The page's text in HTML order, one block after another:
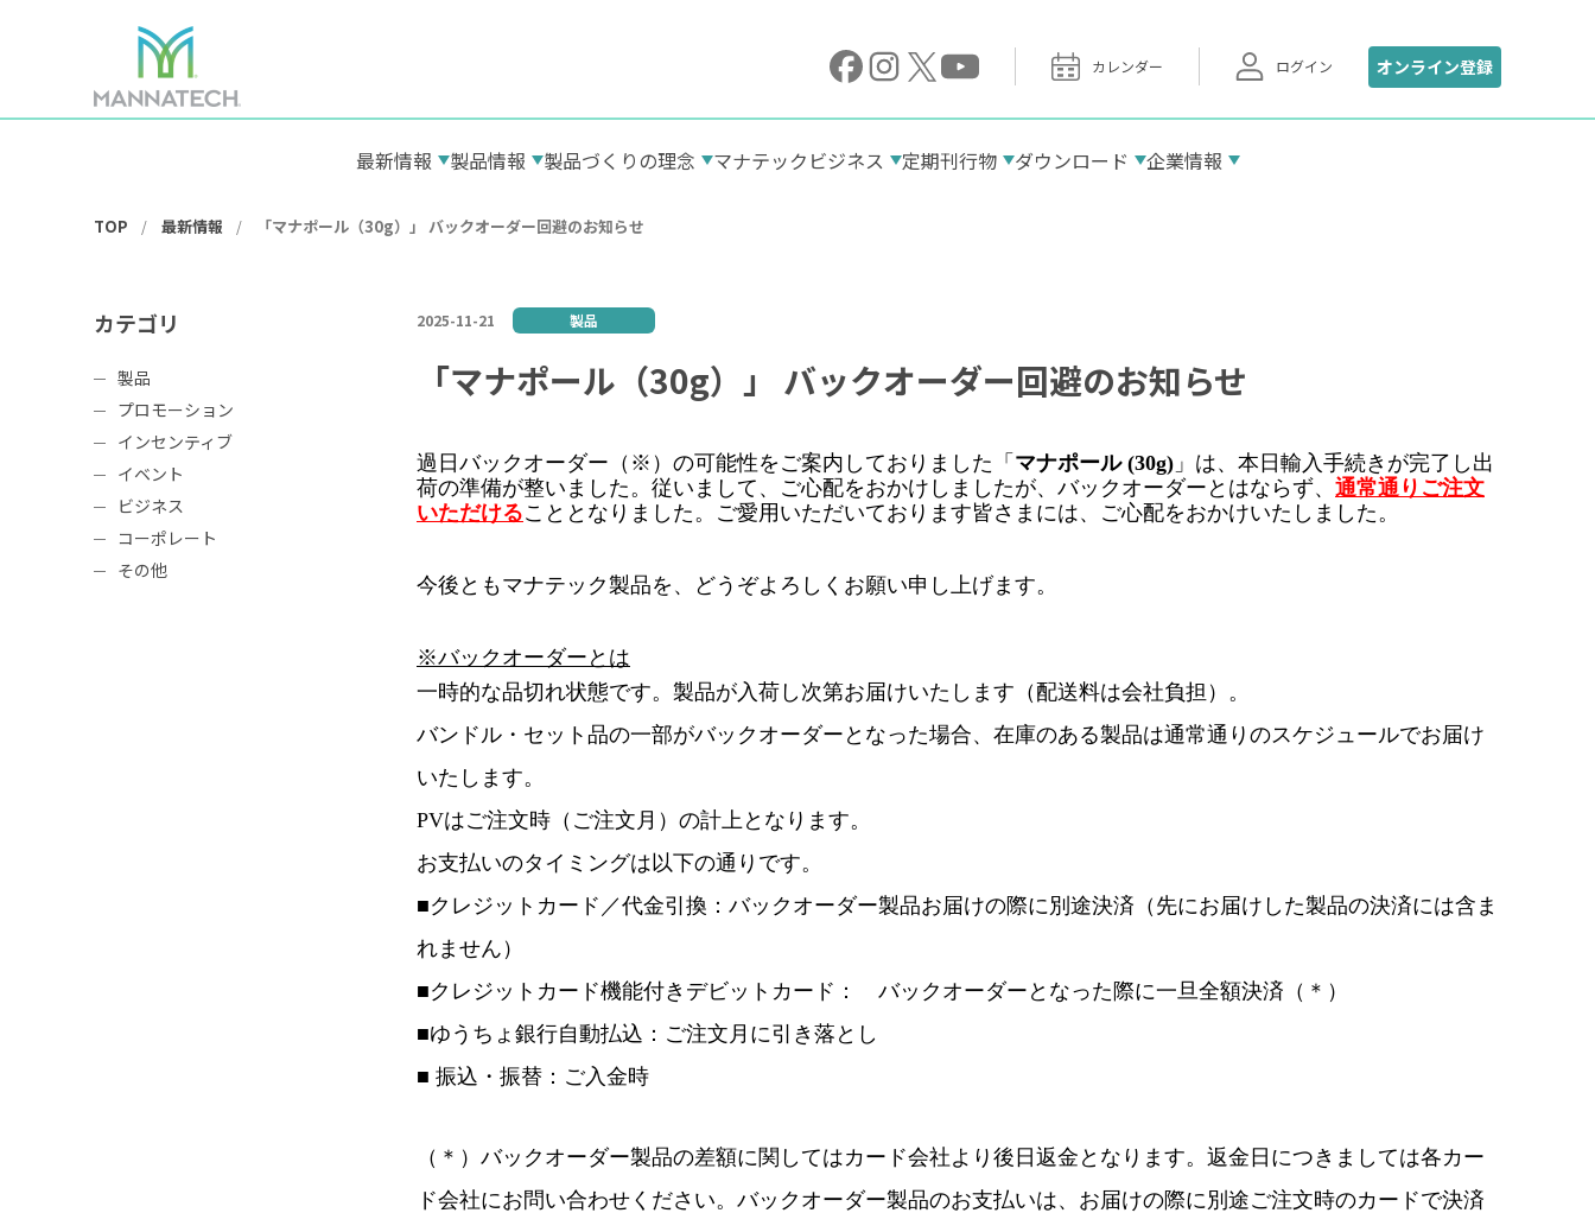
最新情報 製品情報 製品づくりの理念
高品質のアロエ
糖質栄養素とは
ビタミンB1
ナイアシン（ビタミンB3）
ビタミンB12
鉄分のお話
マナテックビジネス 定期刊行物 ダウンロード 企業情報
マナテックサロン東京
アクセス
カレンダー ログイン オンライン登録
TOP 最新情報 「マナポール（30g）」 バックオーダー回避のお知らせ
カテゴリ
製品
プロモーション
インセンティブ
イベント
ビジネス
コーポレート
その他
2025-11-21 製品
「マナポール（30g）」 バックオーダー回避のお知らせ
過日バックオーダー（※）の可能性をご案内しておりました「 マナポール (30g) 」は、本日輸入手続きが完了し出
荷の準備が整いました。従いまして、ご心配をおかけしましたが、バックオーダーとはならず、 通常通りご注文
いただけることとなりました。ご愛用いただいております皆さまには、ご心配をおかけいたしました。
今後ともマナテック製品を、どうぞよろしくお願い申し上げます。
※バックオーダーとは
一時的な品切れ状態です。製品が入荷し次第お届けいたします（配送料は会社負担）。
バンドル・セット品の一部がバックオーダーとなった場合、在庫のある製品は通常通りのスケジュールでお届け
いたします。
PVはご注文時（ご注文月）の計上となります。
お支払いのタイミングは以下の通りです。
■クレジットカード／代金引換：バックオーダー製品お届けの際に別途決済（先にお届けした製品の決済には含ま
れません）
■クレジットカード機能付きデビットカード： バックオーダーとなった際に一旦全額決済（＊）
■ゆうちょ銀行自動払込：ご注文月に引き落とし
■ 振込・振替：ご入金時
（＊）バックオーダー製品の差額に関してはカード会社より後日返金となります。返金日につきましては各カー
ド会社にお問い合わせください。バックオーダー製品のお支払いは、お届けの際に別途ご注文時のカードで決済